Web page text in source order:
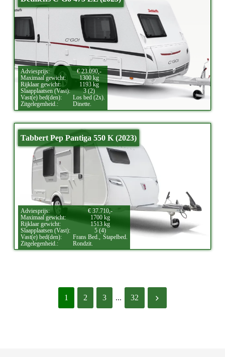
Adviesprijs:
€ 23.090,-
Maximaal gewicht:
1300 kg
Rijklaar gewicht:
1193 kg
Slaapplaatsen (Vast):
3 (2)
Vast(e) bed(den):
Los bed (2x).
Zitgelegenheid.:
Dinette.
Tabbert Pep Pantiga 550 K (2023)
Adviesprijs:
€ 37.710,-
Maximaal gewicht:
1700 kg
Rijklaar gewicht:
1513 kg
Slaapplaatsen (Vast):
5 (4)
Vast(e) bed(den):
Frans Bed.,
Stapelbed.
Zitgelegenheid.:
Rondzit.
1 2 3 ... 32